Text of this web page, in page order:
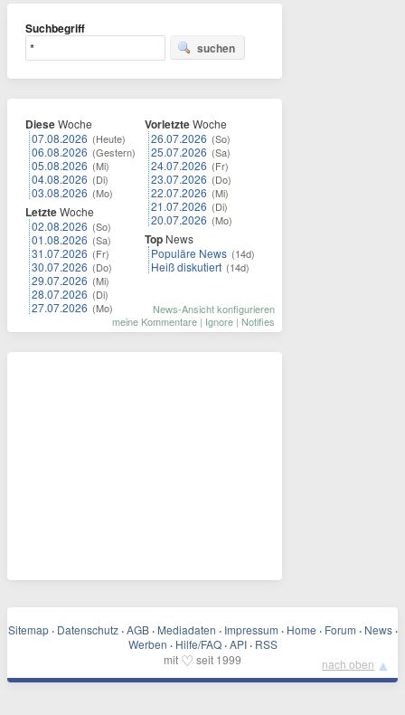
Suchbegriff
suchen
DieseWoche
07.08.2026 (Heute)
06.08.2026 (Gestern)
05.08.2026 (Mi)
04.08.2026 (Di)
03.08.2026 (Mo)
LetzteWoche
02.08.2026 (So)
01.08.2026 (Sa)
31.07.2026 (Fr)
30.07.2026 (Do)
29.07.2026 (Mi)
28.07.2026 (Di)
27.07.2026 (Mo)
VorletzteWoche
26.07.2026 (So)
25.07.2026 (Sa)
24.07.2026 (Fr)
23.07.2026 (Do)
22.07.2026 (Mi)
21.07.2026 (Di)
20.07.2026 (Mo)
Top News
Populäre News (14d)
Heiß diskutiert (14d)
News-Ansicht konfigurieren
meine Kommentare | Ignore | Notifies
Sitemap · Datenschutz · AGB · Mediadaten · Impressum · Home · Forum · News ·
Werben · Hilfe/FAQ · API · RSS
mit ♡ seit 1999 nach oben ▲